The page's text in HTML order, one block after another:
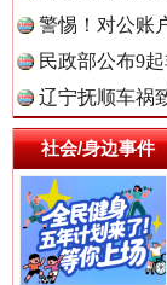
警惕！对公账
民政部公布9
辽宁抚顺车祸
社会/身边事件